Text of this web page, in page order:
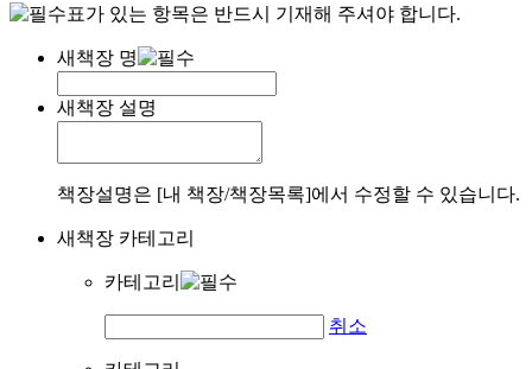
표가 있는 항목은 반드시 기재해 주셔야 합니다.
새책장 명
새책장 설명
책장설명은 [내 책장/책장목록]에서 수정할 수 있습니다.
새책장 카테고리
카테고리
취소